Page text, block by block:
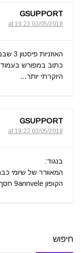
GSUPPORT
03/05/2018 at 19:23
כתוב במפורש
היוקרתי יותר…
GSUPPORT
03/05/2018 at 19:23
בנגוד:
המאוורר של שיומי
הקופון 9annvele חסך לי עוד דולר בהזמנה
חיפוש